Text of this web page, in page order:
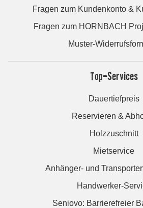
Fragen zum Kundenkonto &
Fragen zum HORNBACH
Muster-
Top-Services
Dauertiefpreis
Reservieren &
Holzzuschnitt
Mietservice
Anhänger- und
Handwerker-
Seniovo: Barrierefreier